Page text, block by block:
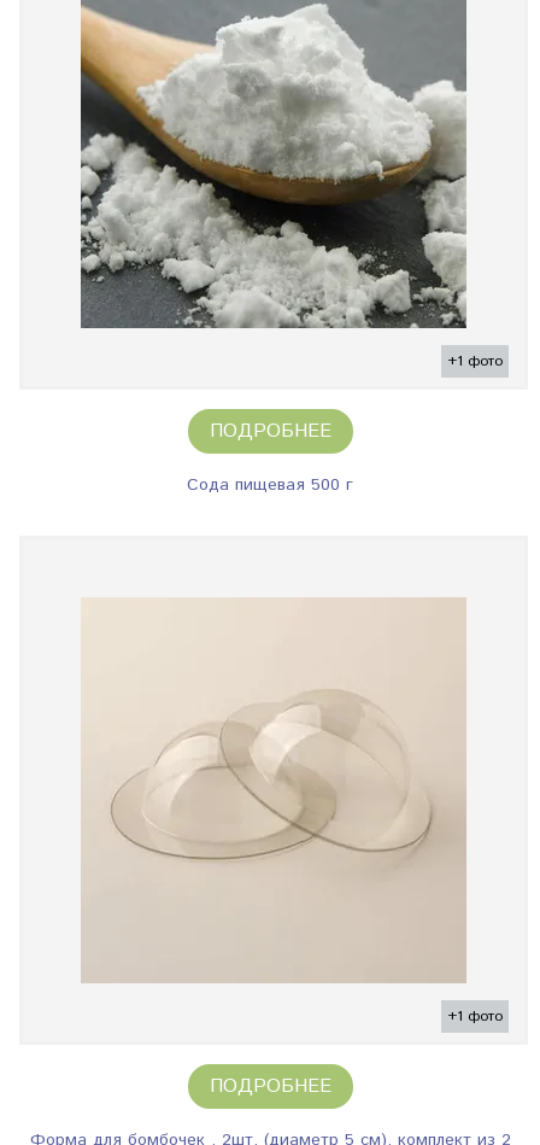
+1 фото
ПОДРОБНЕЕ
Сода пищевая 500 г
+1 фото
ПОДРОБНЕЕ
Форма для бомбочек , 2шт, (диаметр 5 см), комплект из 2